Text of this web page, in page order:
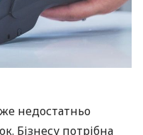
недостатньо
Бізнесу потрібна